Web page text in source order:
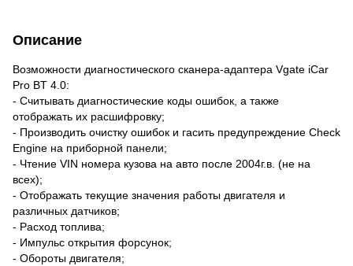
Описание
Возможности диагностического сканера-адаптера Vgate iCar
Pro BT 4.0:
- Считывать диагностические коды ошибок, а также
отображать их расшифровку;
- Производить очистку ошибок и гасить предупреждение Check
Engine на приборной панели;
- Чтение VIN номера кузова на авто после 2004г.в. (не на
всех);
- Отображать текущие значения работы двигателя и
различных датчиков;
- Расход топлива;
- Импульс открытия форсунок;
- Обороты двигателя;